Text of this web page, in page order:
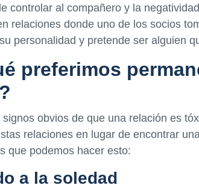
controlar al compañero y la
relaciones donde uno de los socios
personalidad y pretende ser alguien
preferimos
obvios de que una relación es
relaciones en lugar de encontrar
que podemos hacer esto:
a la soledad